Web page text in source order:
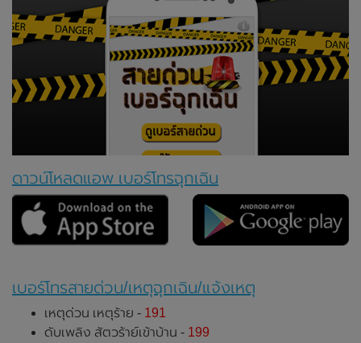
ดาวน์โหลดแอพ เบอร์โทรฉุกเฉิน
เบอร์โทรสายด่วน/เหตุฉุกเฉิน/แจ้งเหตุ
เหตุด่วน เหตุร้าย - 191
ดับเพลิง สัตวร้าย์เข้าบ้าน - 199